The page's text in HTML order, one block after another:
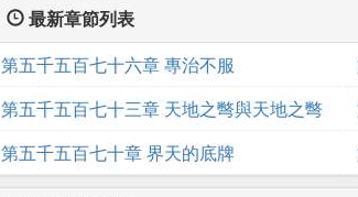
最新章節列表
第五千五百七十六章 專治不服
第五千五百七十三章 天地之彆與天地之彆
第五千五百七十章 界天的底牌